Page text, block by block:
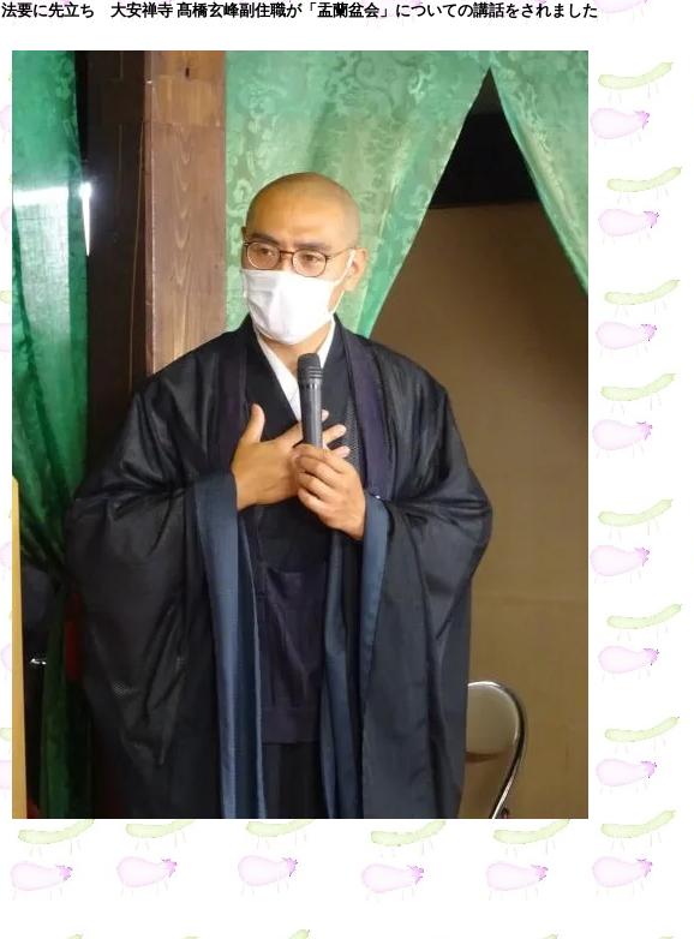
法要に先立ち 大安禅寺 髙橋玄峰副住職が「盂蘭盆会」についての講話をされました